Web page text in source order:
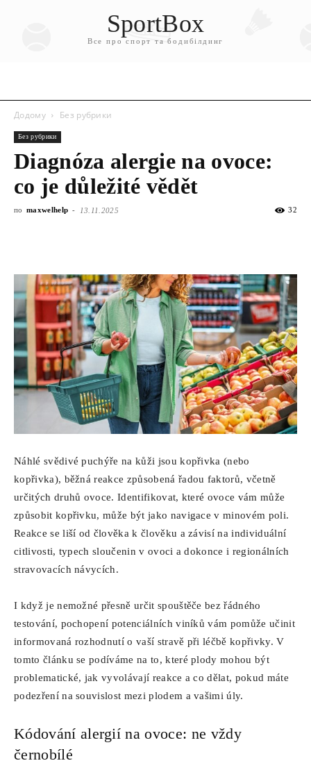
SportBox
Все про спорт та бодибілдинг
Додому Без рубрики
Без рубрики
Diagnóza alergie na ovoce:
co je důležité vědět
по maxwelhelp - 13.11.2025 32
Náhlé svědivé puchýře na kůži jsou kopřivka (nebo
kopřivka), běžná reakce způsobená řadou faktorů, včetně
určitých druhů ovoce. Identifikovat, které ovoce vám může
způsobit kopřivku, může být jako navigace v minovém poli.
Reakce se liší od člověka k člověku a závisí na individuální
citlivosti, typech sloučenin v ovoci a dokonce i regionálních
stravovacích návycích.
I když je nemožné přesně určit spouštěče bez řádného
testování, pochopení potenciálních viníků vám pomůže učinit
informovaná rozhodnutí o vaší stravě při léčbě kopřivky. V
tomto článku se podíváme na to, které plody mohou být
problematické, jak vyvolávají reakce a co dělat, pokud máte
podezření na souvislost mezi plodem a vašimi úly.
Kódování alergií na ovoce: ne vždy
černobílé